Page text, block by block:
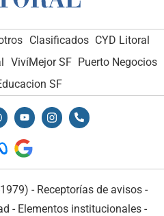
Clasificados CYD Litoral
VivíMejor SF Puerto Negocios
SF
- Receptorías de avisos -
- Elementos institucionales -